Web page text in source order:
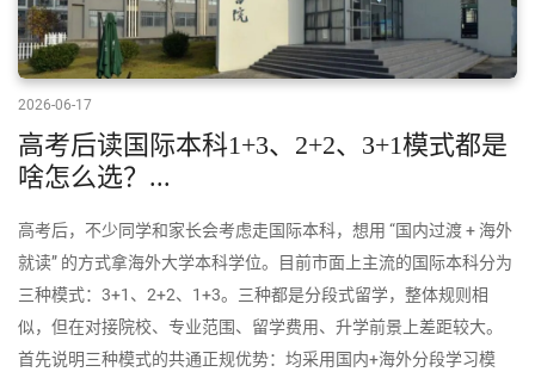
2026-06-17
高考后读国际本科1+3、2+2、3+1模式都是
啥怎么选？...
高考后，不少同学和家长会考虑走国际本科，想用 “国内过渡 + 海外
就读” 的方式拿海外大学本科学位。目前市面上主流的国际本科分为
三种模式：3+1、2+2、1+3。三种都是分段式留学，整体规则相
似，但在对接院校、专业范围、留学费用、升学前景上差距较大。
首先说明三种模式的共通正规优势：均采用国内+海外分段学习模